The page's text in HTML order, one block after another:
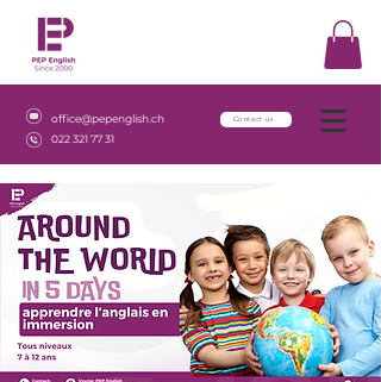
office@pepenglish.ch
022 321 77 31
Contact us